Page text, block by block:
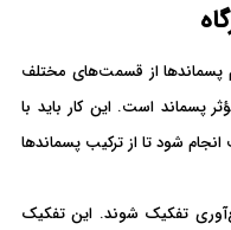
پسماندها از قسمت‌های مختلف
پسماند است. این کار باید با
شود تا از ترکیب پسماندها
تفکیک شوند. این تفکیک